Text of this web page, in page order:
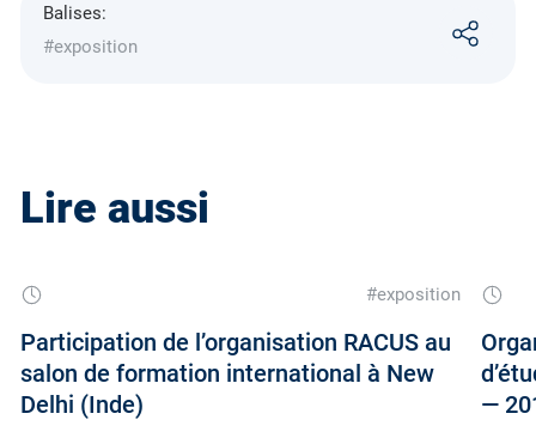
Balises:
#exposition
Lire aussi
#exposition
Participation de l’organisation RACUS au
salon de formation international à New
Delhi (Inde)
—